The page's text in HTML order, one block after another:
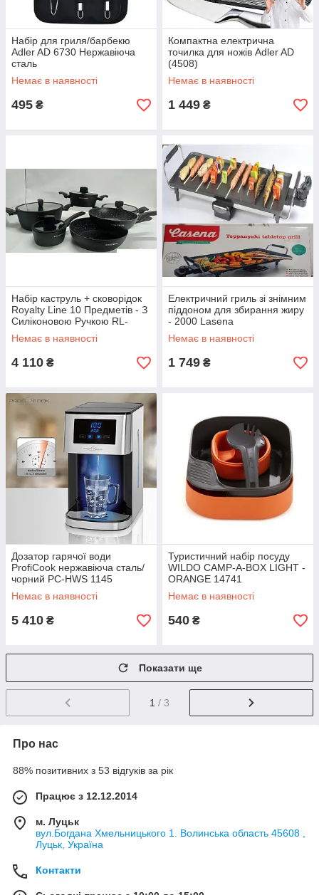
Набір для гриля/барбекю
Adler AD 6730 Нержавіюча
сталь
Немає в наявності
495 ₴
Компактна електрична
точилка для ножів Adler AD
(4508)
Немає в наявності
1 449 ₴
Набір каструль + сковорідок
Royalty Line 10 Предметів - З
Силіконовою Ручкою RL-
TO10 Black
Немає в наявності
4 110 ₴
Електричний гриль зі знімним
піддоном для збирання жиру
- 2000 Lasena
Немає в наявності
1 749 ₴
Дозатор гарячої води
ProfiCook нержавіюча сталь/
чорний PC-HWS 1145
Немає в наявності
5 410 ₴
Туристичний набір посуду
WILDO CAMP-A-BOX LIGHT -
ORANGE 14741
Немає в наявності
540 ₴
Показати ще
1 / 3
Про нас
88% позитивних з 53 відгуків за рік
Працює з 12.12.2014
м. Луцьк
вул.Богдана Хмельницького 1. Волинська область 45608 ,
Луцьк, Україна
Контакти